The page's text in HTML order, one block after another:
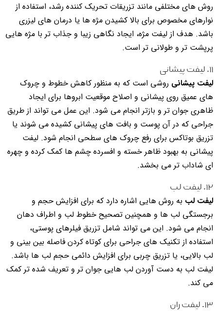
روش های مختلفی مانند تزریقات تحریک کننده رشد، استفاده از
نوارهای مخصوص برای بالا کشیدن مژه ها یا درمان های لیزری
باشد. هدف از لیفت مژه، ایجاد نگاهی زیبا و جذاب تر با مژه هایی
پرپشت تر و طولانی تر است.
۱۱. لیفت پیشانی
لیفت پیشانی روشی است که به منظور کاهش خطوط و چروک
های عمیق روی پیشانی و اصلاح موقعیت ابروها برای ایجاد
ظاهری جوان تر و بازتر انجام می شود. این عمل می تواند از طریق
جراحی که در آن پوست و بافت های پیشانی کشیده می شوند یا
تزریق بوتاکس برای رفع چروک های سطحی انجام شود. لیفت
پیشانی به بهبود ظاهر خسته و افسرده چشم ها کمک کرده و چهره
ای شاداب تر می بخشد.
۱۲. لیفت لب
لیفت لب به روش هایی اشاره دارد که برای افزایش حجم و
برجستگی لب ها و همچنین تصحیح خطوط لب و اطراف دهان
انجام می شود. این می تواند شامل تزریق فیلرهای پوستی،
استفاده از تکنیک های جراحی برای کوتاه کردن فاصله بین بینی و
لب بالایی، یا تزریق چربی برای افزایش دائمی حجم لب ها باشد.
لیفت لب به دست آوردن لب هایی جوان تر و تعریف شده تر کمک
می کند.
۱۳. لیفت ران